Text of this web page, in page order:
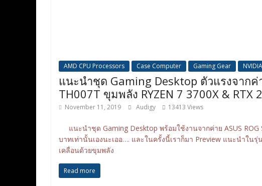
AMD CPU Processors Case Computer Gaming Gear
แนะนำชุด Gaming Desktop ตัวแรงจากค่า
TH007T ขุมพลัง RYZEN 7 3700X & RTX
November 11, 2019 Audigy 13413 Views
แนะนำชุด Gaming Desktop พร้อมใช้งานจากค่าย ASUS ROG
บาทเท่านั้นเองนะเออ…. และในครั้งนี้เราก็มา Preview แนะนำใน
เคลื่อนด้วยขุมพลัง
Read more